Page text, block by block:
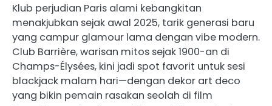
Klub perjudian Paris alami kebangkitan
menakjubkan sejak awal 2025, tarik generasi baru
yang campur glamour lama dengan vibe modern.
Club Barrière, warisan mitos sejak 1900-an di
Champs-Élysées, kini jadi spot favorit untuk sesi
blackjack malam hari—dengan dekor art deco
yang bikin pemain rasakan seolah di film